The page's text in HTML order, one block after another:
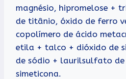
magnésio, hipromelose +
de titânio, óxido de ferro
copolímero de ácido
etila + talco + dióxido de
de sódio + laurilsulfato de
simeticona.